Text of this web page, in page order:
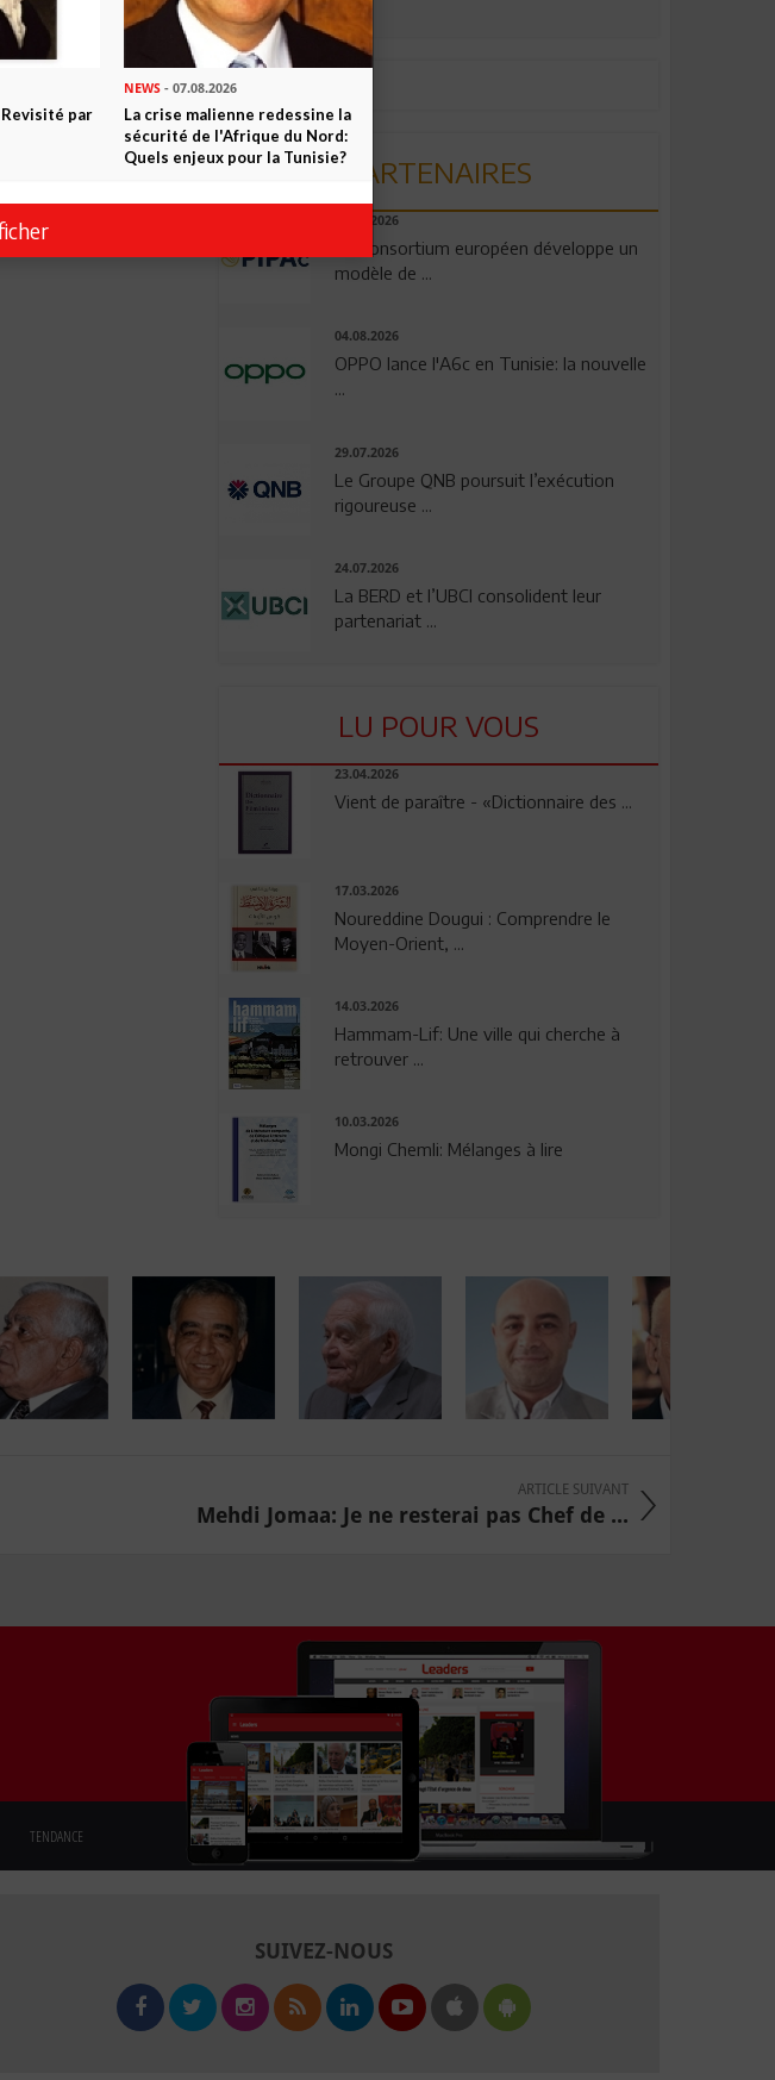
PARTENAIRES
06.08.2026
Un consortium européen développe un
modèle de ...
04.08.2026
OPPO lance l'A6c en Tunisie: la nouvelle
...
29.07.2026
Le Groupe QNB poursuit l’exécution
rigoureuse ...
24.07.2026
La BERD et l’UBCI consolident leur
partenariat ...
LU POUR VOUS
23.04.2026
Vient de paraître - «Dictionnaire des ...
17.03.2026
Noureddine Dougui : Comprendre le
Moyen-Orient, ...
14.03.2026
Hammam-Lif: Une ville qui cherche à
retrouver ...
10.03.2026
Mongi Chemli: Mélanges à lire
ARTICLE SUIVANT
Mehdi Jomaa: Je ne resterai pas Chef de ...
TENDANCE
SUIVEZ-NOUS
par
NEWS- 07.08.2026
La crise malienne redessine la
sécurité de l'Afrique du Nord:
Quels enjeux pour la Tunisie?